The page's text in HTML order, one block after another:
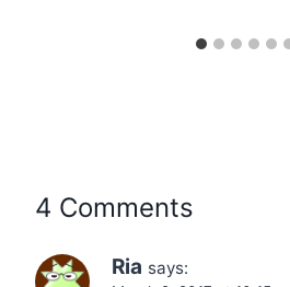
4 Comments
Ria says: